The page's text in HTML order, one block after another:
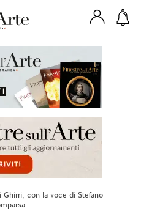
Ghirri, con la voce di Stefano